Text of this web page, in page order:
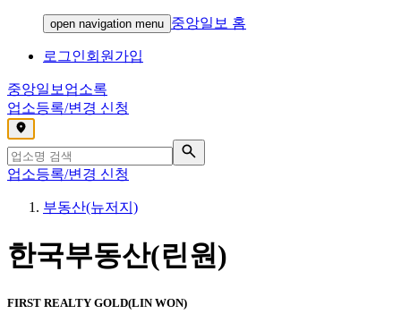
open navigation menu 중앙일보 홈
로그인회원가입
중앙일보 업소록
업소등록/변경 신청
,
업소등록/변경 신청
부동산(뉴저지)
한국부동산(린원)
FIRST REALTY GOLD(LIN WON)